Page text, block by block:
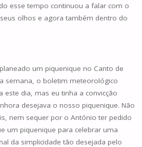
esse tempo continuou a falar com o
olhos e agora também dentro do
um piquenique no Canto de
semana, o boletim meteorológico
este dia, mas eu tinha a convicção
desejava o nosso piquenique. Não
nem sequer por o António ter pedido
um piquenique para celebrar uma
da simplicidade tão desejada pelo